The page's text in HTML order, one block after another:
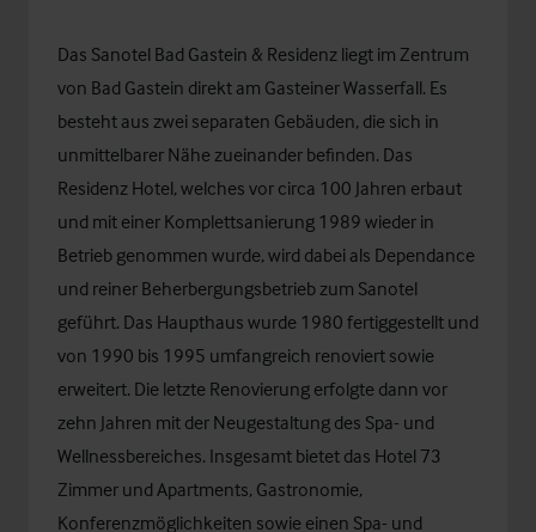
Das Sanotel Bad Gastein & Residenz liegt im Zentrum
von Bad Gastein direkt am Gasteiner Wasserfall. Es
besteht aus zwei separaten Gebäuden, die sich in
unmittelbarer Nähe zueinander befinden. Das
Residenz Hotel, welches vor circa 100 Jahren erbaut
und mit einer Komplettsanierung 1989 wieder in
Betrieb genommen wurde, wird dabei als Dependance
und reiner Beherbergungsbetrieb zum Sanotel
geführt. Das Haupthaus wurde 1980 fertiggestellt und
von 1990 bis 1995 umfangreich renoviert sowie
erweitert. Die letzte Renovierung erfolgte dann vor
zehn Jahren mit der Neugestaltung des Spa- und
Wellnessbereiches. Insgesamt bietet das Hotel 73
Zimmer und Apartments, Gastronomie,
Konferenzmöglichkeiten sowie einen Spa- und